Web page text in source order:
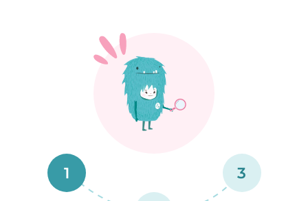
1 3